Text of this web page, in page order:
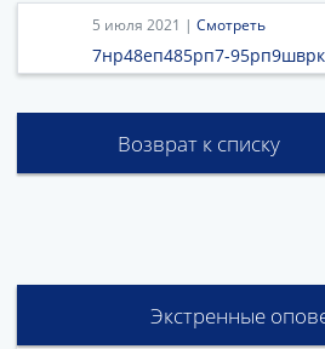
5 июля 2021 | Смотреть
7нр48еп485рп7-
Возврат к списку
Экстренные